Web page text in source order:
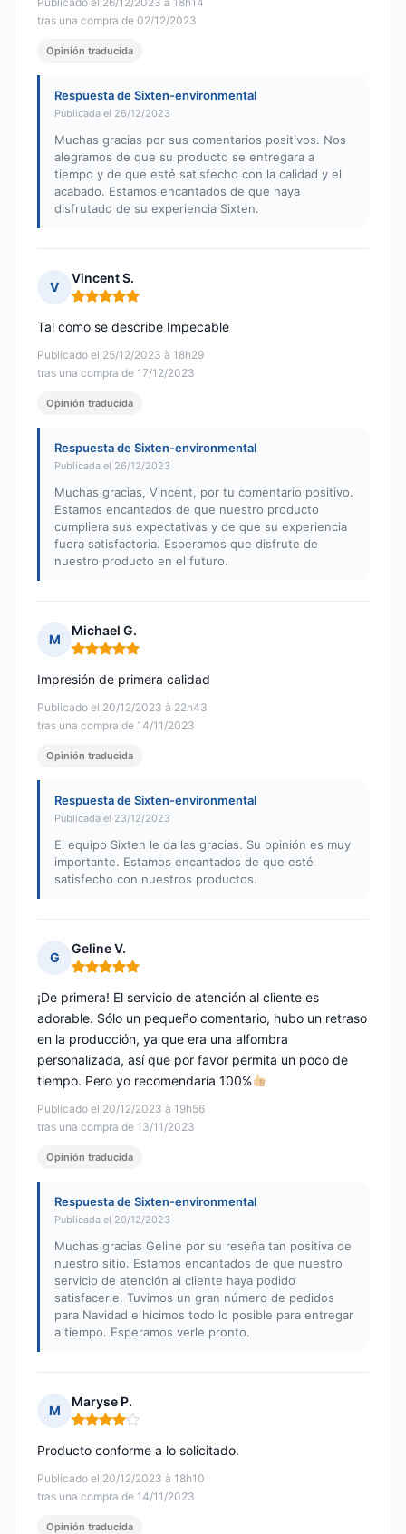
tras una compra de 02/12/2023
Opinión traducida
Respuesta de Sixten-environmental
Publicada el 26/12/2023
Muchas gracias por sus comentarios positivos. Nos
alegramos de que su producto se entregara a
tiempo y de que esté satisfecho con la calidad y el
acabado. Estamos encantados de que haya
disfrutado de su experiencia Sixten.
V
Vincent S.
Nota: 5 de 5
Publicado el 25/12/2023 à 18h29
tras una compra de 17/12/2023
Tal como se describe Impecable
Opinión traducida
Respuesta de Sixten-environmental
Publicada el 26/12/2023
Muchas gracias, Vincent, por tu comentario positivo.
Estamos encantados de que nuestro producto
cumpliera sus expectativas y de que su experiencia
fuera satisfactoria. Esperamos que disfrute de
nuestro producto en el futuro.
M
Michael G.
Nota: 5 de 5
Publicado el 20/12/2023 à 22h43
tras una compra de 14/11/2023
Impresión de primera calidad
Opinión traducida
Respuesta de Sixten-environmental
Publicada el 23/12/2023
El equipo Sixten le da las gracias. Su opinión es muy
importante. Estamos encantados de que esté
satisfecho con nuestros productos.
G
Geline V.
Nota: 5 de 5
Publicado el 20/12/2023 à 19h56
tras una compra de 13/11/2023
¡De primera! El servicio de atención al cliente es
adorable. Sólo un pequeño comentario, hubo un retraso
en la producción, ya que era una alfombra
personalizada, así que por favor permita un poco de
tiempo. Pero yo recomendaría 100%
Opinión traducida
Respuesta de Sixten-environmental
Publicada el 20/12/2023
Muchas gracias Geline por su reseña tan positiva de
nuestro sitio. Estamos encantados de que nuestro
servicio de atención al cliente haya podido
satisfacerle. Tuvimos un gran número de pedidos
para Navidad e hicimos todo lo posible para entregar
a tiempo. Esperamos verle pronto.
M
Maryse P.
Nota: 4 de 5
Publicado el 20/12/2023 à 18h10
tras una compra de 14/11/2023
Producto conforme a lo solicitado.
Opinión traducida